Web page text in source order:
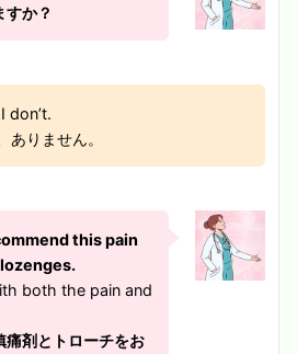
すか？
don’t.
ありません。
this pain
both the pain and
痛剤とトローチをお